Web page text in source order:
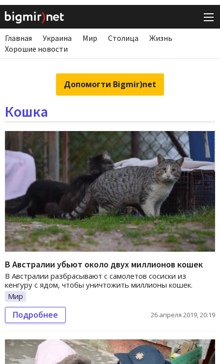
Главная Украина Мир Столица
Жизнь
Хорошие новости
Допомогти Bigmir)net
Кошка
В Австралии убьют около двух миллионов кошек
В Австралии разбрасывают с самолетов сосиски из
кенгуру с ядом, чтобы уничтожить миллионы кошек.
Мир
Подробнее 26 апреля 2019, 20:19